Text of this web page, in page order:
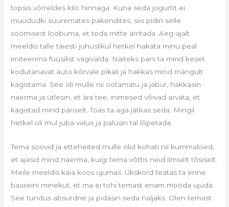
topsis võrreldes kilo hinnaga. Kuna seda jogurtit ei
müüdudki suuremates pakendites, siis pidin selle
söömisest loobuma, et teda mitte ärritada. Aeg-ajalt
meeldis talle täiesti juhuslikul hetkel hakata minu peal
imiteerima füüsilist vägivalda. Näiteks pani ta mind keset
kodutänavat auto kõrvale pikali ja hakkas mind mängult
kägistama. See oli mulle nii ootamatu ja jabur, hakkasin
naerma ja ütlesin, et ära tee, inimesed võivad arvata, et
kägistad mind päriselt. Toas ta aga jätkas seda. Mingil
hetkel oli mul juba valus ja palusin tal lõpetada.
Tema soovid ja etteheited mulle olid kohati nii kummalised,
et ajasid mind naerma, kuigi tema võttis neid ilmselt tõsiselt.
Meile meeldis käia koos ujumas. Ükskord teatas ta enne
basseini minekut, et ma ei tohi temast enam mööda ujuda.
See tundus absurdne ja pidasin seda naljaks. Olen temast